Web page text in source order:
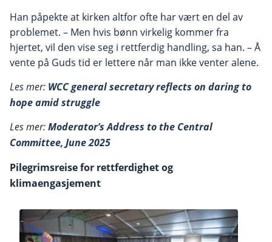
Han påpekte at kirken altfor ofte har vært en del av
problemet. – Men hvis bønn virkelig kommer fra
hjertet, vil den vise seg i rettferdig handling, sa han. – Å
vente på Guds tid er lettere når man ikke venter alene.
Les mer: WCC general secretary reflects on daring to
hope amid struggle
Les mer:Moderator’s Address to the Central
Committee, June 2025
Pilegrimsreise for rettferdighet og
klimaengasjement